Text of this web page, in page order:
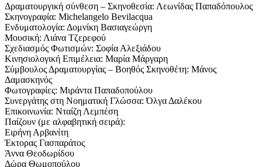
Δραματουργική σύνθεση – Σκηνοθεσία: Λεωνίδας Παπαδόπουλος
Σκηνογραφία: Michelangelo Bevilacqua
Ενδυματολογία: Δομνίκη Βασιαγεώργη
Μουσική: Λιάνα Τζερεφού
Σχεδιασμός Φωτισμών: Σοφία Αλεξιάδου
Κινησιολογική Επιμέλεια: Μαρία Μάργαρη
Σύμβουλος Δραματουργίας – Βοηθός Σκηνοθέτη: Μάνος
Δαμασκηνός
Φωτογραφίες: Μιράντα Παπαδοπούλου
Συνεργάτης στη Νοηματική Γλώσσα: Όλγα Δαλέκου
Επικοινωνία: Νταίζη Λεμπέση
Παίζουν (με αλφαβητική σειρά):
Ειρήνη Αρβανίτη
Έκτορας Γασπαράτος
Άννα Θεοδωρίδου
Δώρα Θωμοπούλου